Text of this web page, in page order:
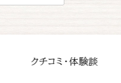
クチコミ・体験談